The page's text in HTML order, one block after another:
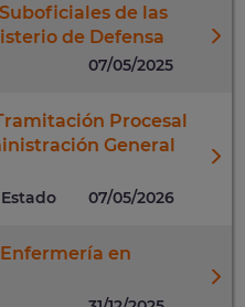
de las
de Defensa
07/05/2025
Procesal
General
07/05/2026
en